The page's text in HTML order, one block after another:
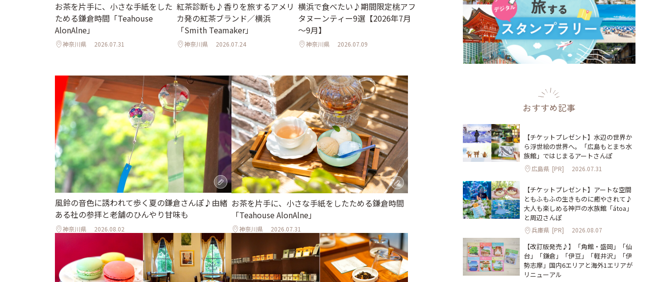
お茶を片手に、小さな手紙をした
ためる鎌倉時間「Teahouse
AlonAlne」
神奈川県 2026.07.31
紅茶診断も♪香りを旅するアメリ
カ発の紅茶ブランド／横浜
「Smith Teamaker」
神奈川県 2026.07.24
横浜で食べたい♪期間限定桃アフ
タヌーンティー9選【2026年7月
～9月】
神奈川県 2026.07.09
歴史ある建物で上質な横浜時間
を。レトロなパリの空気が漂う
「カフェ ドゥ ラ プレス」
2026.07.26
風鈴の音色に誘われて歩く夏の鎌倉さんぽ♪由緒
ある社の参拝と老舗のひんやり甘味も
神奈川県 2026.08.02
お茶を片手に、小さな手紙をしたためる鎌倉時間
「Teahouse AlonAlne」
神奈川県 2026.07.31
おすすめ記事
【チケットプレゼント】水辺の世界か
ら浮世絵の世界へ。「広島もとまち水
族館」ではじまるアートさんぽ
広島県 [PR] 2026.07.31
【チケットプレゼント】アートな空間
ともふもふの生きものに癒やされて♪
大人も楽しめる神戸の水族館「átoa」
と周辺さんぽ
兵庫県 [PR] 2026.08.07
【改訂版発売♪】「角館・盛岡」「仙
台」「鎌倉」「伊豆」「軽井沢」「伊
勢志摩」国内6エリアと海外1エリアが
リニューアル